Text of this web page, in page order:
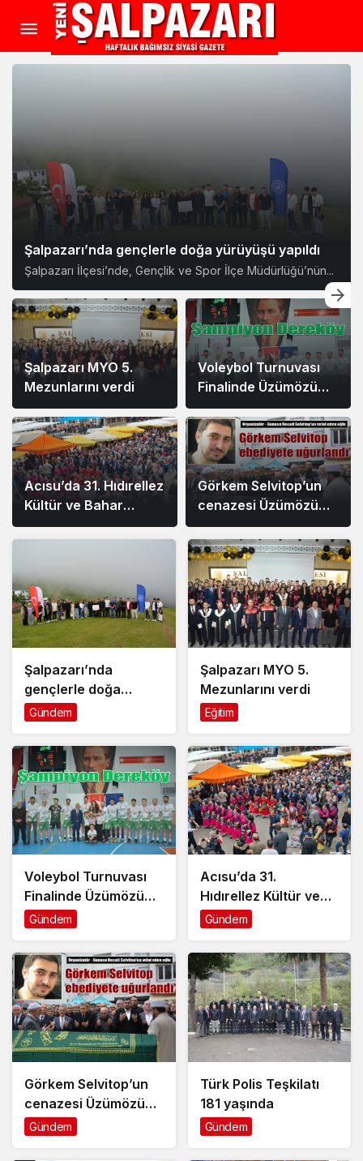
Şalpazarı’nda gençlerle doğa yürüyüşü yapıldı
Şalpazarı İlçesi’nde, Gençlik ve Spor İlçe Müdürlüğü’nün...
Şalpazarı MYO 5.
Mezunlarını verdi
Voleybol Turnuvası
Finalinde Üzümözü
Takımını 3-1 Mağlup
Eden Dereköy
Şampiyon Oldu
Acısu’da 31. Hıdırellez
Kültür ve Bahar
Bayramı coşkuyla
kutlandı
Görkem Selvitop’un
cenazesi Üzümözü
Mahallesi’nde
toprağa verildi
Şalpazarı’nda
gençlerle doğa
yürüyüşü yapıldı
Gündem
Şalpazarı MYO 5.
Mezunlarını verdi
Eğitim
Voleybol Turnuvası
Finalinde Üzümözü
Takımını 3-1 Mağlup
Şampiyon Oldu
Gündem
Acısu’da 31.
Hıdırellez Kültür ve
Bahar Bayramı
Gündem
Görkem Selvitop’un
cenazesi Üzümözü
Mahallesi’nde
Gündem
Türk Polis Teşkilatı
181 yaşında
Gündem